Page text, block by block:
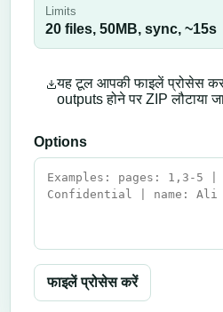
Limits
20 files, 50MB, sync, ~15s
यह टूल आपकी फाइलें प्रोसेस
outputs होने पर ZIP लौटाया
Options
फाइलें प्रोसेस करें